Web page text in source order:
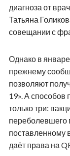
диагноза от
Татьяна
совещании с
Однако в январе
прежнему
позволяют
19». А способов
только три:
переболевшего
поставленному
даёт права на